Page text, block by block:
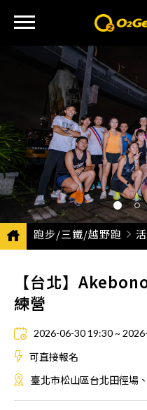
跑步/三鐵/越野跑
【台北】
練營
2026-06-30 19:30 ~
可直接報名
臺北市松山區台北田徑場